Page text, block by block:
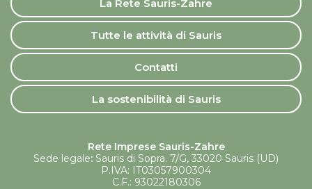
La Rete Sauris-Zahre
Tutte le attività di Sauris
Contatti
La sostenibilità di Sauris
Rete Imprese Sauris-Zahre
Sede legale: Sauris di Sopra. 7/G, 33020 Sauris (UD)
P.IVA: IT03057900304
C.F.: 93022180306